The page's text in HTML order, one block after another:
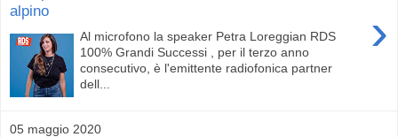
alpino
›
Al microfono la speaker Petra Loreggian RDS
100% Grandi Successi , per il terzo anno
consecutivo, è l'emittente radiofonica partner
dell...
05 maggio 2020